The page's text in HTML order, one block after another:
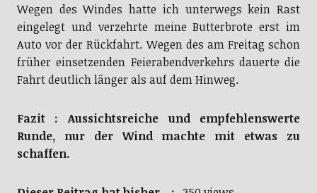
Wegen des Windes hatte ich unterwegs kein Rast
eingelegt und verzehrte meine Butterbrote erst im
Auto vor der Rückfahrt. Wegen des am Freitag schon
früher einsetzenden Feierabendverkehrs dauerte die
Fahrt deutlich länger als auf dem Hinweg.
Fazit : Aussichtsreiche und empfehlenswerte
Runde, nur der Wind machte mit etwas zu
schaffen.